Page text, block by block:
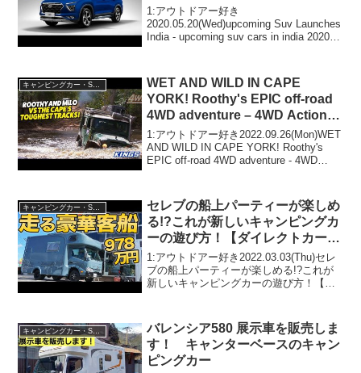
2020
1:アウトドアー好き
2020.05.20(Wed)upcoming Suv Launches
India - upcoming suv cars in india 2020 -
WET AND WILD IN CAPE
YORK! Roothy's EPIC off-road
4WD adventure – 4WD Action #
139
1:アウトドアー好き2022.09.26(Mon)WET
AND WILD IN CAPE YORK! Roothy's
EPIC off-road 4WD adventure - 4WD
キャンピングカー・SUV人気車種
セレブの船上パーティーが楽しめ
る!?これが新しいキャンピングカ
ーの遊び方！【ダイレクトカーズ
最新キャブコン江の島】
1:アウトドアー好き2022.03.03(Thu)セレ
ブの船上パーティーが楽しめる!?これが
新しいキャンピングカーの遊び方！【ダ
で！！2:アウトドアー好き2022.03...
バレンシア580 展示車を販売しま
す！ キャンターベースのキャン
ピングカー